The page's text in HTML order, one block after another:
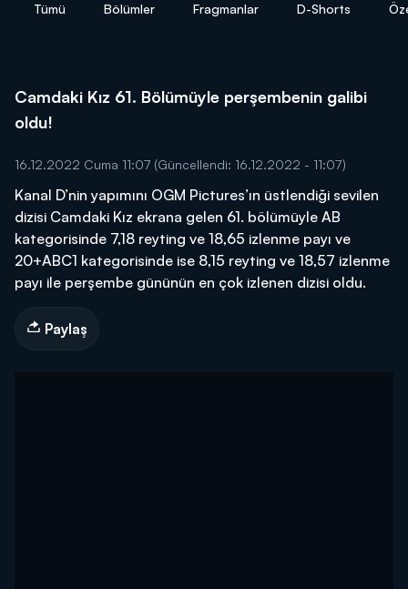
Tümü Bölümler Fragmanlar D-Shorts
Camdaki Kız 61. Bölümüyle perşembenin galibi
oldu!
16.12.2022 Cuma 11:07 (Güncellendi: 16.12.2022 - 11:07)
Kanal D’nin yapımını OGM Pictures’ın üstlendiği sevilen
dizisi Camdaki Kız ekrana gelen 61. bölümüyle AB
kategorisinde 7,18 reyting ve 18,65 izlenme payı ve
20+ABC1 kategorisinde ise 8,15 reyting ve 18,57 izlenme
payı ile perşembe gününün en çok izlenen dizisi oldu.
Paylaş